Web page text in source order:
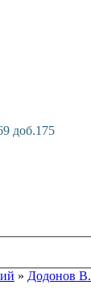
доб.175
» Додонов